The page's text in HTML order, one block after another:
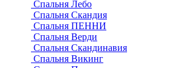
Спальня Лебо
Спальня Скандия
Спальня ПЕННИ
Спальня Верди
Спальня Скандинавия
Спальня Викинг